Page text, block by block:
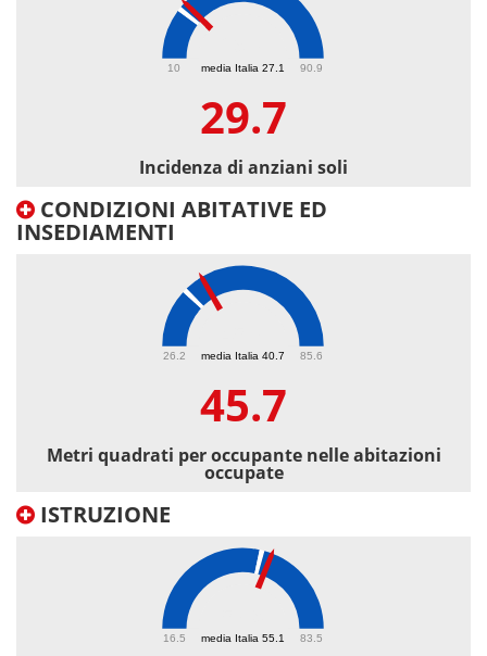
media Italia 27.1
10 90.9
29.7
Incidenza di anziani soli
CONDIZIONI ABITATIVE ED
INSEDIAMENTI
media Italia 40.7
26.2 85.6
45.7
Metri quadrati per occupante nelle abitazioni
occupate
ISTRUZIONE
media Italia 55.1
16.5 83.5